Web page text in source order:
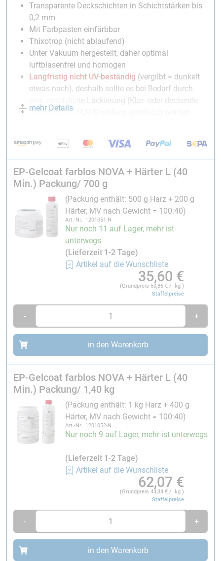
Transparente Deckschichten in Schichtstärken bis
0,2 mm
Mit Farbpasten einfärbbar
Thixotrop (nicht ablaufend)
Unter Vakuum hergestellt, daher optimal
luftblasenfrei und homogen
Langfristig nicht UV-beständig (vergilbt = dunkelt
etwas nach), deshalb sollte es bei Bedarf durch
eine zusätzliche Lackierung (Klar- oder deckende
Farblacke) vor UV-Strahlung geschützt werden
Deckschichtharz für Feinschichten (Außenschicht bei
Farbpasten
und transparent/transluzent
mit unseren
Transparentfarben.
Verarbeitung:
Mischungsverhältnis: 100 : 40Gewichtsteile EP-Gelcoat
farblos NOVA : Härter L
Verarbeitungszeit:40 Minuten
(0,2 mm/20 °C): ca. 2,5 Stunden
0,2 mm, da ansonsten das
Ablaufen an senkrechten Flächen möglich ist
Verbrauch:ca. 0,25 kg/m²
Der Auftrag erfolgt mittels Pinsel, Walze oder Spachtel.
Technische Hinweise:
Neue, verbesserte Härter-Qualität: frei von
Nonylphenol und DETA.
*Neue, optimierte Rezeptur des EP-Gelcoats
farblose EP-Gelcoat NOVAbasiert auf einer
neuen Rezeptur, die im Hinblick auf den
vorbeugenden Gesundheitsschutz optimiert wurde.
Durch den Verzicht auf potenziell
gesundheitsschädliche Reaktivverdünner wird die
Lagerung/Haltbarkeit:
In ungeöffneten Behältern bei 20-25 °C 12 Monate.
mehr Details
EP-Gelcoat farblos NOVA + Härter L (40
Min.) Packung/ 700 g
(Packung enthält: 500 g Harz + 200 g
Härter, MV nach Gewicht = 100:40)
Art.-Nr. 1201051-N
Nur noch 11 auf Lager, mehr ist
unterwegs
(Lieferzeit 1-2 Tage)
Artikel auf die Wunschliste
35,60 €
(Grundpreis 50,86 € / kg )
Staffelpreise
- +
in den Warenkorb
EP-Gelcoat farblos NOVA + Härter L (40
Min.) Packung/ 1,40 kg
(Packung enthält: 1 kg Harz + 400 g
Härter, MV nach Gewicht = 100:40)
Art.-Nr. 1201052-N
Nur noch 9 auf Lager, mehr ist unterwegs
(Lieferzeit 1-2 Tage)
Artikel auf die Wunschliste
62,07 €
(Grundpreis44,34 € / kg )
Staffelpreise
- +
in den Warenkorb